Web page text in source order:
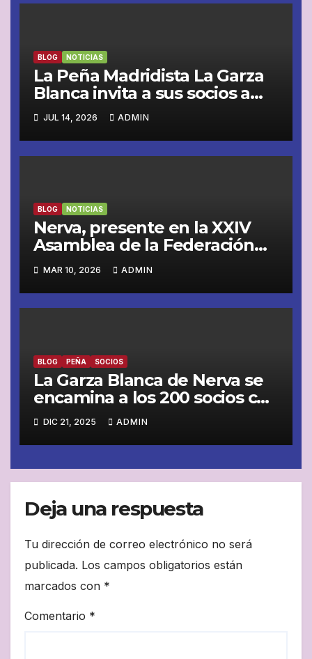
BLOG NOTICIAS
La Peña Madridista La Garza
Blanca invita a sus socios a
vivir juntos la semifinal entre
España y Francia
JUL 14, 2026 ADMIN
BLOG NOTICIAS
Nerva, presente en la XXIV
Asamblea de la Federación
Andaluza de Peñas
Madridistas celebrada en
Jaén
MAR 10, 2026 ADMIN
BLOG PEÑA SOCIOS
La Garza Blanca de Nerva se
encamina a los 200 socios con
paso firme
DIC 21, 2025 ADMIN
Deja una respuesta
Tu dirección de correo electrónico no será
publicada. Los campos obligatorios están
marcados con *
Comentario *